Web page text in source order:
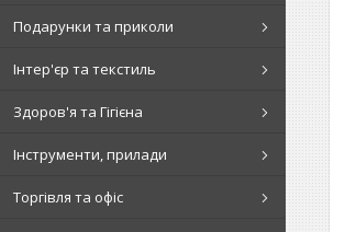
Подарунки та приколи
Інтер'єр та текстиль
Здоров'я та Гігієна
Інструменти, прилади
Торгівля та офіс